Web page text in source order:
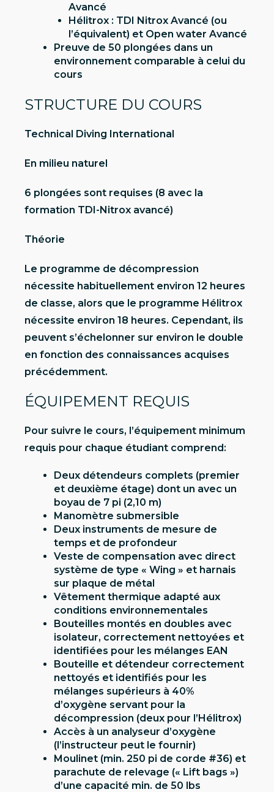
Avancé
Hélitrox : TDI Nitrox Avancé (ou
l’équivalent) et Open water Avancé
Preuve de 50 plongées dans un
environnement comparable à celui du
cours
STRUCTURE DU COURS
Technical Diving International
En milieu naturel
6 plongées sont requises (8 avec la
formation TDI-Nitrox avancé)
Théorie
Le programme de décompression
nécessite habituellement environ 12 heures
de classe, alors que le programme Hélitrox
nécessite environ 18 heures. Cependant, ils
peuvent s’échelonner sur environ le double
en fonction des connaissances acquises
précédemment.
ÉQUIPEMENT REQUIS
Pour suivre le cours, l’équipement minimum
requis pour chaque étudiant comprend:
Deux détendeurs complets (premier
et deuxième étage) dont un avec un
boyau de 7 pi (2,10 m)
Manomètre submersible
Deux instruments de mesure de
temps et de profondeur
Veste de compensation avec direct
système de type « Wing » et harnais
sur plaque de métal
Vêtement thermique adapté aux
conditions environnementales
Bouteilles montés en doubles avec
isolateur, correctement nettoyées et
identifiées pour les mélanges EAN
Bouteille et détendeur correctement
nettoyés et identifiés pour les
mélanges supérieurs à 40%
d’oxygène servant pour la
décompression (deux pour l’Hélitrox)
Accès à un analyseur d’oxygène
(l’instructeur peut le fournir)
Moulinet (min. 250 pi de corde #36) et
parachute de relevage (« Lift bags »)
d’une capacité min. de 50 lbs